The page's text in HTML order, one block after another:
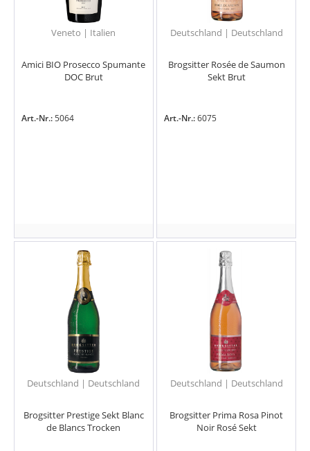
Veneto | Italien
Amici BIO Prosecco Spumante
DOC Brut
Art.-Nr.:5064
Deutschland | Deutschland
Brogsitter Rosée de Saumon
Sekt Brut
Art.-Nr.:6075
Deutschland | Deutschland
Brogsitter Prestige Sekt Blanc
de Blancs Trocken
Deutschland | Deutschland
Brogsitter Prima Rosa Pinot
Noir Rosé Sekt